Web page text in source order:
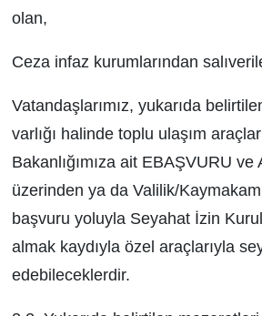
olan,
Ceza infaz kurumlarından
Vatandaşlarımız, yukarıda
varlığı halinde toplu ulaşım
Bakanlığımıza ait E­BAŞVURU
üzerinden ya da Valilik/
başvuru yoluyla Seyahat İzin
almak kaydıyla özel araçlarıyla
edebileceklerdir.